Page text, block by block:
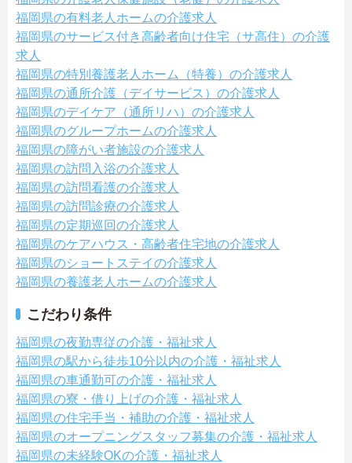
福岡県の有料老人ホームの介護求人
福岡県のサービス付き高齢者向け住宅（サ高住）の介護
求人
福岡県の特別養護老人ホーム（特養）の介護求人
福岡県の通所介護（デイサービス）の介護求人
福岡県のデイケア（通所リハ）の介護求人
福岡県のグループホームの介護求人
福岡県の障がい者施設の介護求人
福岡県の訪問入浴の介護求人
福岡県の訪問看護の介護求人
福岡県の訪問診療の介護求人
福岡県の定期巡回の介護求人
福岡県のケアハウス・高齢者住宅地の介護求人
福岡県のショートステイの介護求人
福岡県の養護老人ホームの介護求人
こだわり条件
福岡県の夜勤専従の介護・福祉求人
福岡県の駅から徒歩10分以内の介護・福祉求人
福岡県の車通勤可の介護・福祉求人
福岡県の寮・借り上げの介護・福祉求人
福岡県の住宅手当・補助の介護・福祉求人
福岡県のオープニングスタッフ募集の介護・福祉求人
福岡県の未経験OKの介護・福祉求人